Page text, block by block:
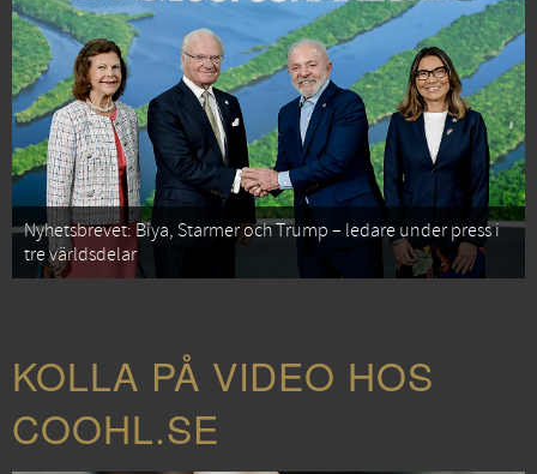
Nyhetsbrevet: Biya, Starmer och Trump – ledare under press i
tre världsdelar
KOLLA PÅ VIDEO HOS
COOHL.SE